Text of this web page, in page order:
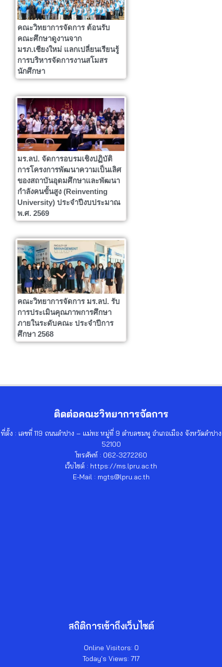
คณะวิทยาการจัดการ ต้อนรับ
คณะศึกษาดูงานจาก
มรภ.เชียงใหม่ แลกเปลี่ยนเรียนรู้
การบริหารจัดการงานสโมสร
นักศึกษา
มร.ลป. จัดการอบรมเชิงปฏิบัติ
การโครงการพัฒนาความเป็นเลิศ
ของสถาบันอุดมศึกษาและพัฒนา
กำลังคนขั้นสูง (Reinventing
University) ประจำปีงบประมาณ
พ.ศ. 2569
คณะวิทยาการจัดการ มร.ลป. รับ
การประเมินคุณภาพการศึกษา
ภายในระดับคณะ ประจำปีการ
ศึกษา 2568
ติดต่อคณะวิทยาการจัดการ
ที่ตั้ง : เลขที่ 119 ถนนลำปาง – แม่ทะ หมู่ที่ 9 ตำบลชมพู อำเภอเมือง จังหวัดลำปาง
52100
โทรศัพท์ : 062-3272260
เว็บไซต์ : https://ms.lpru.ac.th
E-Mail : mgts@lpru.ac.th
สถิติการเข้าถึงเว็บไซต์
Online Visitors: 0
Today's Views: 717